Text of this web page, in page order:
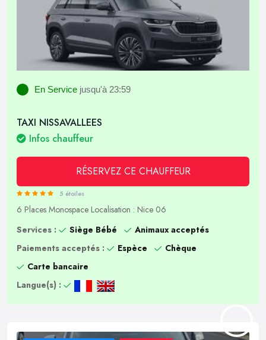
En Service jusqu'à 23:59
TAXI NISSAVALLEES
Infos chauffeur
RÉSERVEZ CE CHAUFFEUR
5 étoiles
6 Places Monospace Localisation : Nice 06
Services :
Siège Bébé
Animaux acceptés
Paiements acceptés :
Espèce
Chèque
Carte bancaire
Langue(s) :